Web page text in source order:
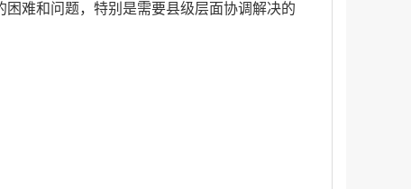
难和问题，特别是需要县级层面协调解决的